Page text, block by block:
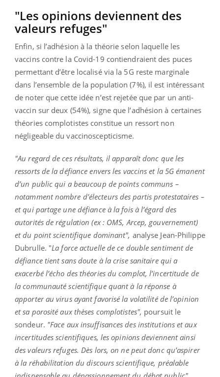
"Les opinions deviennent des
valeurs refuges"
Enfin, si l’adhésion à la théorie selon laquelle les
vaccins contre la Covid-19 contiendraient des puces
permettant d’être localisé via la 5G reste marginale
dans l’ensemble de la population (7%), il est intéressant
de noter que cette idée n’est rejetée que par un anti-
vaccin sur deux (54%), signe que l’adhésion à certaines
théories complotistes constitue un ressort non
négligeable du vaccinoscepticisme.
"Au regard de ces résultats, il apparaît donc que les
ressorts de la défiance envers les vaccins et la 5G émanent
d’un public qui a beaucoup de points communs –
notamment nombre d’électeurs des partis protestataires –
et qui partage une défiance à la fois à l’égard des
autorités de régulation (ex : OMS, Arcep, gouvernement)
et du point scientifique dominant", analyse Jean-Philippe
Dubrulle. "La force actuelle de ce double sentiment de
défiance tient sans doute à la crise sanitaire qui a
exacerbé l’écho des théories du complot, l’incertitude de
la communauté scientifique quant à la réponse à
apporter au virus ayant favorisé la volatilité de l’opinion
et sa porosité aux thèses complotistes", poursuit le
sondeur. "Face aux insuffisances des institutions et aux
incertitudes scientifiques, les opinions deviennent ainsi
des valeurs refuges. Dès lors, on ne peut donc qu’aspirer
à la réhabilitation du discours scientifique, préalable